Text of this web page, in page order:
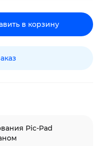
в корзину
Pic-Pad